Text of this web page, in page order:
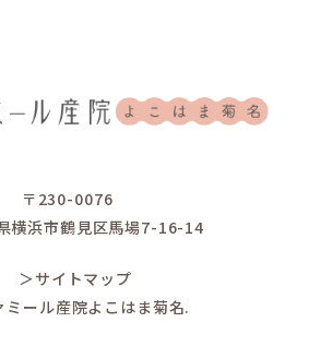
〒230-0076
横浜市鶴見区馬場7-16-14
＞サイトマップ
ール産院よこはま菊名.